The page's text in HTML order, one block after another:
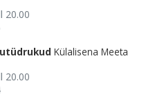
20.00
Külalisena Meeta
20.00